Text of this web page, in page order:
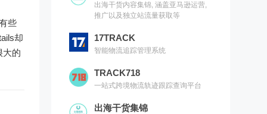
些
却
大的
出海干货内容集锦, 涵盖亚马逊运营,
推广以及独立站流量获取等
17TRACK
智能物流追踪管理系统
TRACK718
一站式跨境物流轨迹跟踪查询平台
出海干货集锦